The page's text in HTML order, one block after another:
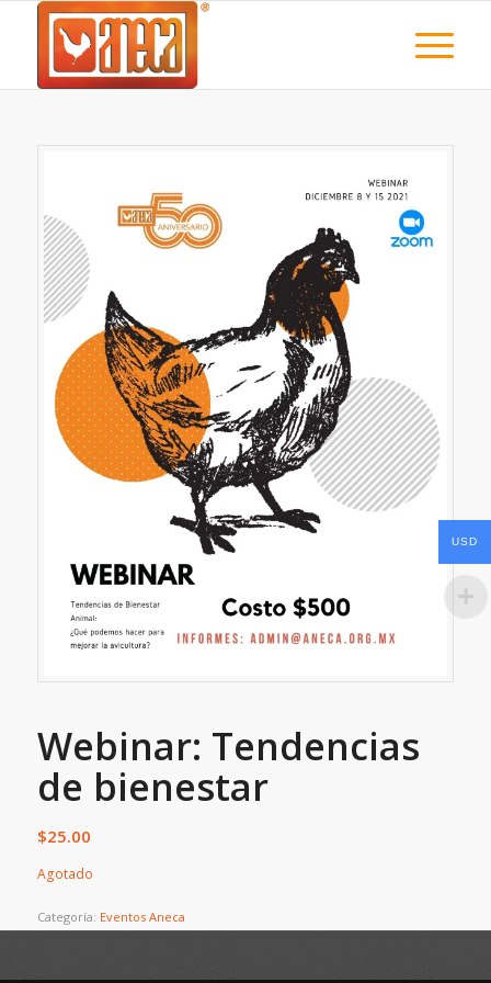
Webinar: Tendencias
de bienestar
$25.00
Agotado
Categoría: Eventos Aneca
USD